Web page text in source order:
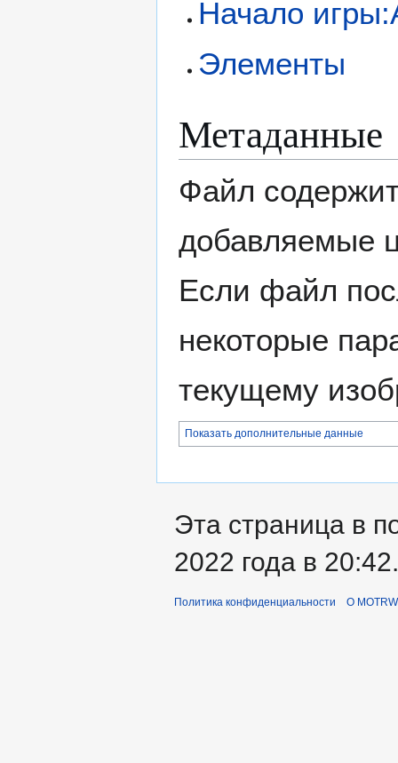
Начало
Элементы
Метаданные
Файл
добавляемые
Если файл
некоторые
текущему
Показать дополнительные данные
Эта страница в
2022 года в 20:42.
Политика конфиденциальности О